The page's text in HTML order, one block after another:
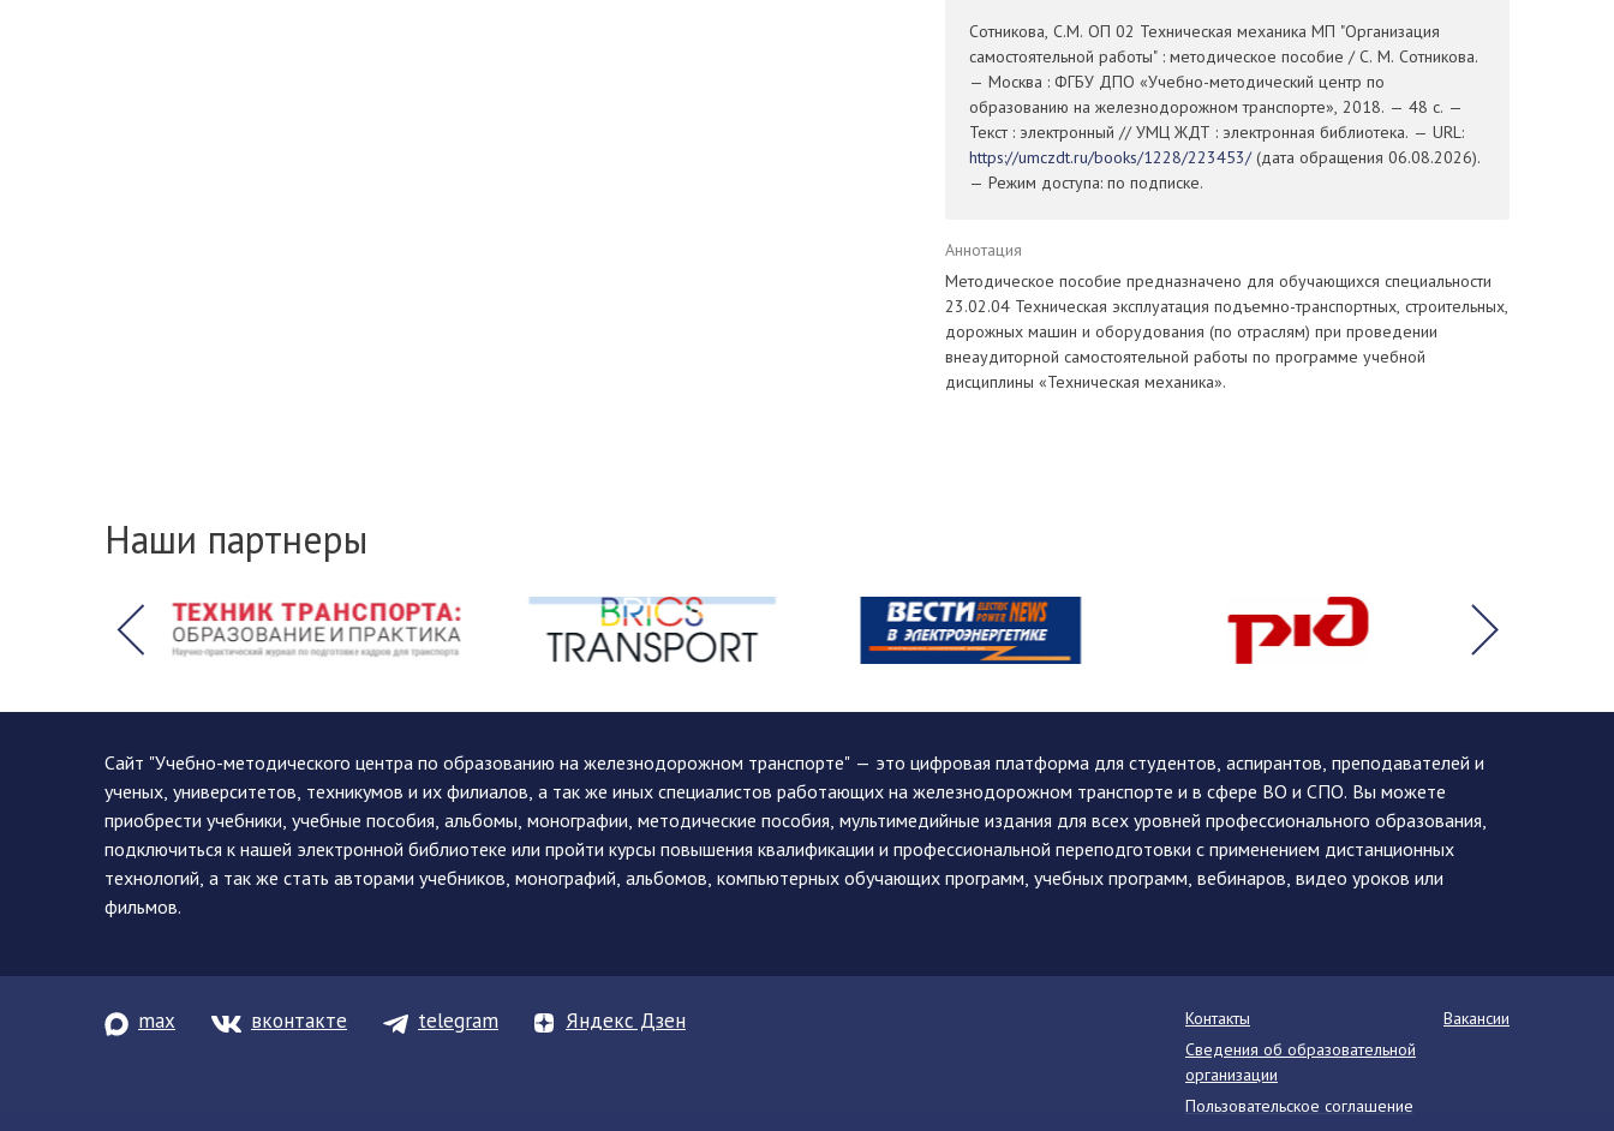
Сотникова, С.М. ОП 02 Техническая механика МП "Организация
самостоятельной работы" : методическое пособие / С. М. Сотникова.
— Москва : ФГБУ ДПО «Учебно-методический центр по
образованию на железнодорожном транспорте», 2018. — 48 с. —
Текст : электронный // УМЦ ЖДТ : электронная библиотека. — URL:
https://umczdt.ru/books/1228/223453/(дата обращения 06.08.2026).
— Режим доступа: по подписке.
Аннотация
Методическое пособие предназначено для обучающихся специальности
23.02.04 Техническая эксплуатация подъемно-транспортных, строительных,
дорожных машин и оборудования (по отраслям) при проведении
внеаудиторной самостоятельной работы по программе учебной
дисциплины «Техническая механика».
Наши партнеры
Сайт "Учебно-методического центра по образованию на железнодорожном транспорте" — это цифровая платформа для студентов, аспирантов, преподавателей и
ученых, университетов, техникумов и их филиалов, а так же иных специалистов работающих на железнодорожном транспорте и в сфере ВО и СПО. Вы можете
приобрести учебники, учебные пособия, альбомы, монографии, методические пособия, мультимедийные издания для всех уровней профессионального образования,
подключиться к нашей электронной библиотеке или пройти курсы повышения квалификации и профессиональной переподготовки с применением дистанционных
технологий, а так же стать авторами учебников, монографий, альбомов, компьютерных обучающих программ, учебных программ, вебинаров, видео уроков или
фильмов.
max вконтакте telegram Яндекс Дзен Контакты
Вакансии
Сведения об образовательной
организации
Пользовательское соглашение